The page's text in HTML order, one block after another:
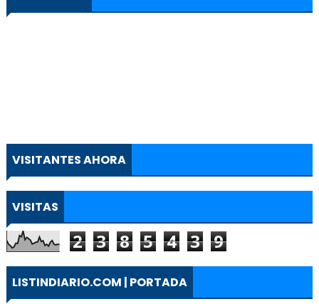
VISITANTES AHORA
VISITAS
2 3 8 5 4 3 9
LISTINDIARIO.COM | PORTADA